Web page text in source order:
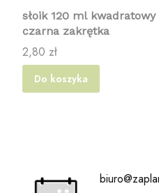
słoik 120 ml
czarna zakrętka
Cena
2,80 zł
Do koszyka